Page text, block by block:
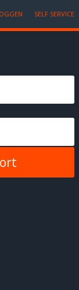
SELF SERVICE